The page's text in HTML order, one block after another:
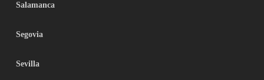
Salamanca
Segovia
Sevilla